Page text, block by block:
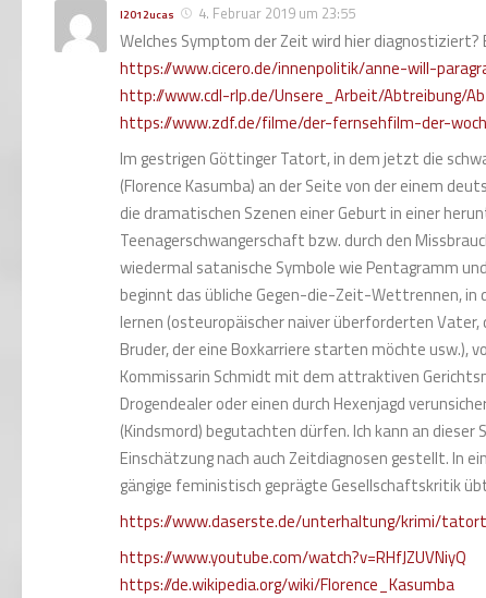
l2012ucas 4. Februar 2019 um 23:55
Welches Symptom der Zeit wird hier diagnostiziert?
https://www.cicero.de/innenpolitik/anne-will-
http://www.cdl-rlp.de/Unsere_Arbeit/Abtreibung/
https://www.zdf.de/filme/der-fernsehfilm-der-
Im gestrigen Göttinger Tatort, in dem jetzt die
(Florence Kasumba) an der Seite von der einem
die dramatischen Szenen einer Geburt in einer
Teenagerschwangerschaft bzw. durch den
wiedermal satanische Symbole wie Pentagramm
beginnt das übliche Gegen-die-Zeit-Wettrennen,
lernen (osteuropäischer naiver überforderten
Bruder, der eine Boxkarriere starten möchte usw.),
Kommissarin Schmidt mit dem attraktiven
Drogendealer oder einen durch Hexenjagd
(Kindsmord) begutachten dürfen. Ich kann an
Einschätzung nach auch Zeitdiagnosen gestellt. In
gängige feministisch geprägte Gesellschaftskritik
https://www.daserste.de/unterhaltung/krimi/
https://www.youtube.com/watch?v=RHfJZUVNiyQ
https://de.wikipedia.org/wiki/Florence_Kasumba